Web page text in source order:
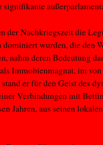
der Nachkriegszeit die
wurden, die den
nahm deren Bedeutung
Immobienmagnat, im
er für den Geist des
Verbindungen mit
Jahren, aus seinen